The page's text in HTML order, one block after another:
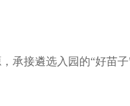
承接遴选入园的“好苗